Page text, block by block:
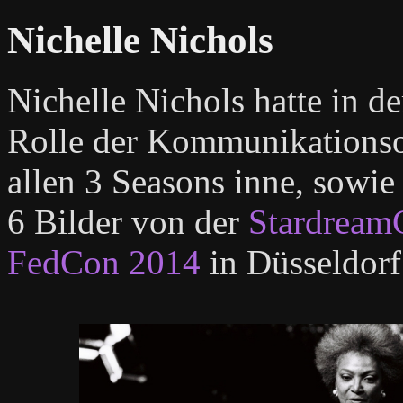
Nichelle Nichols
Nichelle Nichols hatte in
Rolle der
allen 3 Seasons inne,
6 Bilder von der
FedCon 2014 in